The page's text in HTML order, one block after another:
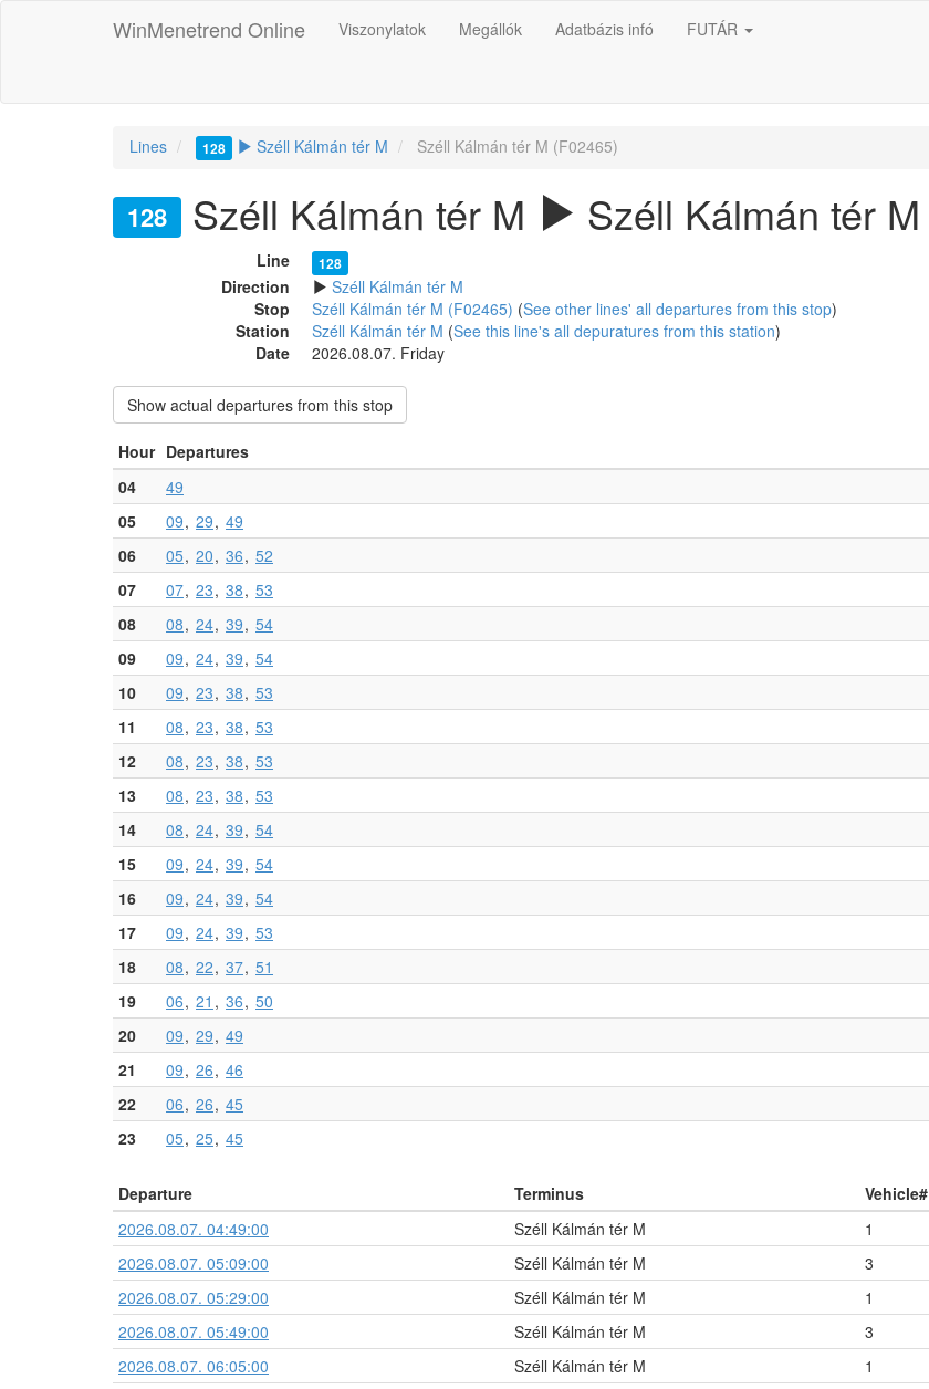
WinMenetrend Online Viszonylatok Megállók Adatbázis infó FUTÁR
Lines 128 Széll Kálmán tér M Széll Kálmán tér M (F02465)
128 Széll Kálmán tér M Széll Kálmán tér M
Line 128
Direction
Széll Kálmán tér M
Stop
Széll Kálmán tér M (F02465) (See other lines' all departures from this stop)
Station
Széll Kálmán tér M (See this line's all depuratures from this station)
Date
2026.08.07. Friday
Show actual departures from this stop
Hour Departures
04
49
05
09 29 49
06
05 20 36 52
07
07 23 38 53
08
08 24 39 54
09
09 24 39 54
10
09 23 38 53
11
08 23 38 53
12
08 23 38 53
13
08 23 38 53
14
08 24 39 54
15
09 24 39 54
16
09 24 39 54
17
09 24 39 53
18
08 22 37 51
19
06 21 36 50
20
09 29 49
21
09 26 46
22
06 26 45
23
05 25 45
Departure Terminus Vehicle#
2026.08.07. 04:49:00
Széll Kálmán tér M 1
2026.08.07. 05:09:00
Széll Kálmán tér M 3
2026.08.07. 05:29:00
Széll Kálmán tér M 1
2026.08.07. 05:49:00
Széll Kálmán tér M 3
2026.08.07. 06:05:00
Széll Kálmán tér M 1